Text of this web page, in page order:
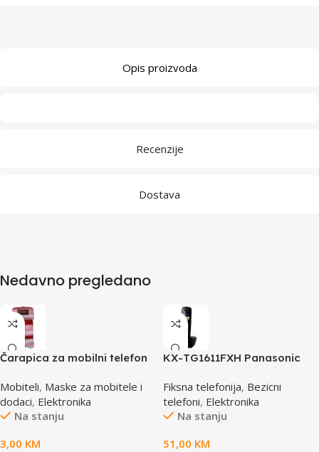
Opis proizvoda
Recenzije
Dostava
Nedavno pregledano
Čarapica za mobilni telefon
bijela 65x100mm
Mobiteli, Maske za mobitele i
dodaci, Elektronika
Na stanju
3,00 KM
KX-TG1611FXH Panasonic
Fiksna telefonija, Bezicni
telefoni, Elektronika
Na stanju
51,00 KM